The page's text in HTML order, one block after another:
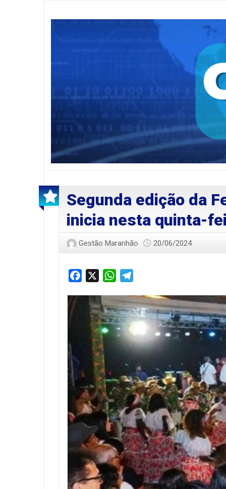
Segunda edição da
inicia nesta quinta-
Gestão Maranhão 20/06/2024
Facebook WhatsApp